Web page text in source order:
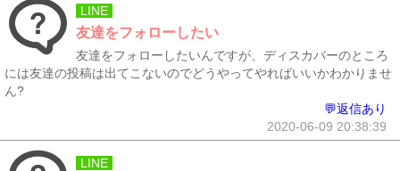
LINE
友達をフォローしたい
友達をフォローしたいんですが、ディスカバーのところ
には友達の投稿は出てこないのでどうやってやればいいかわかりませ
ん?
💬返信あり
2020-06-09 20:38:39
LINE